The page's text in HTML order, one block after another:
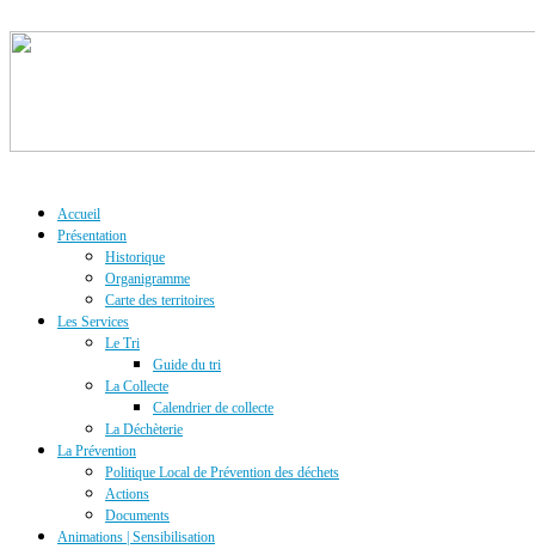
Accueil
Présentation
Historique
Organigramme
Carte des territoires
Les Services
Le Tri
Guide du tri
La Collecte
Calendrier de collecte
La Déchèterie
La Prévention
Politique Local de Prévention des déchets
Actions
Documents
Animations | Sensibilisation